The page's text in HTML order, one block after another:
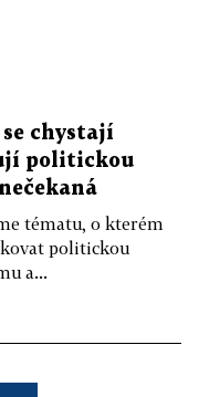
se chystají
politickou
tématu, o kterém
politickou
a...